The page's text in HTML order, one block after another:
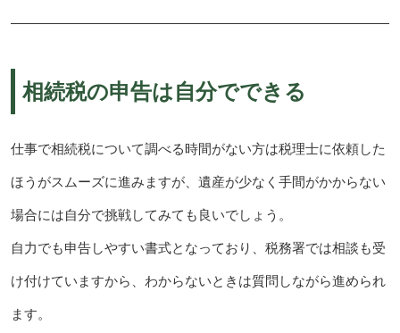
相続税の申告は自分でできる
仕事で相続税について調べる時間がない方は税理士に依頼した
ほうがスムーズに進みますが、遺産が少なく手間がかからない
場合には自分で挑戦してみても良いでしょう。
自力でも申告しやすい書式となっており、税務署では相談も受
け付けていますから、わからないときは質問しながら進められ
ます。